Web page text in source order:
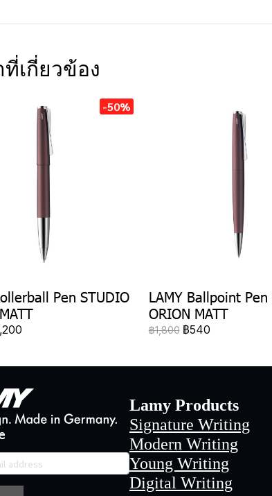
เกี่ยวข้อง
-50%
Pen STUDIO
LAMY Ballpoint Pen
ORION MATT
฿1,800 ฿540
Lamy Products
Signature Writing
Modern Writing
Young Writing
Digital Writing